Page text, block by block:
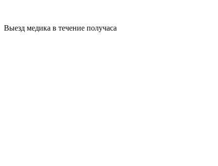
Выезд медика в течение получаса